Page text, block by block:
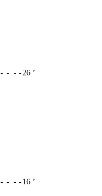
- - - -26 ʼ
- - - -16 ʼ